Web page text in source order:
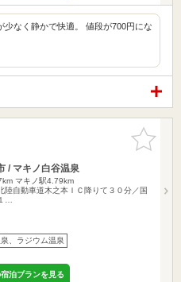
少なく静かで快適。 値段が700円にな
お気に入
りに追加
/ マキノ白谷温泉
マキノ駅4.79km
陸自動車道木之本ＩＣ降りて３０分／国
…
、ラジウム温泉
泊プランを見る